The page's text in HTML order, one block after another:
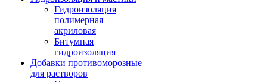
Гидроизоляция
полимерная
акриловая
Битумная
гидроизоляция
Добавки противоморозные
для растворов